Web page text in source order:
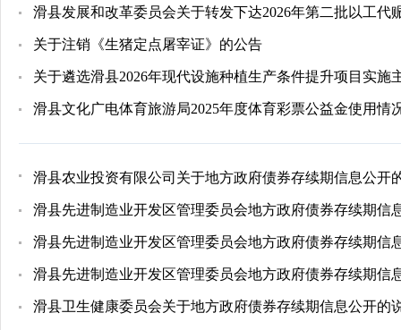
滑县发展和改革委员会关于转发下达2026年第二批以工代
关于注销《生猪定点屠宰证》的公告
关于遴选滑县2026年现代设施种植生产条件提升项目实施
滑县文化广电体育旅游局2025年度体育彩票公益金使用情
滑县农业投资有限公司关于地方政府债券存续期信息公开
滑县先进制造业开发区管理委员会地方政府债券存续期信
滑县先进制造业开发区管理委员会地方政府债券存续期信
滑县先进制造业开发区管理委员会地方政府债券存续期信
滑县卫生健康委员会关于地方政府债券存续期信息公开的